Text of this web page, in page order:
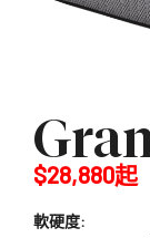
$28,880起
軟硬度: